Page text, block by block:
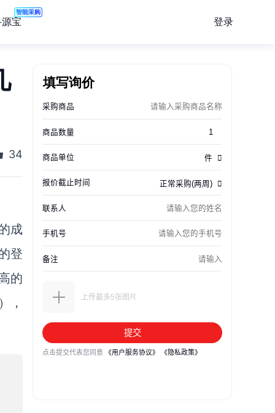
宝
智能采购
登录
34
成
登
的
，
填写询价